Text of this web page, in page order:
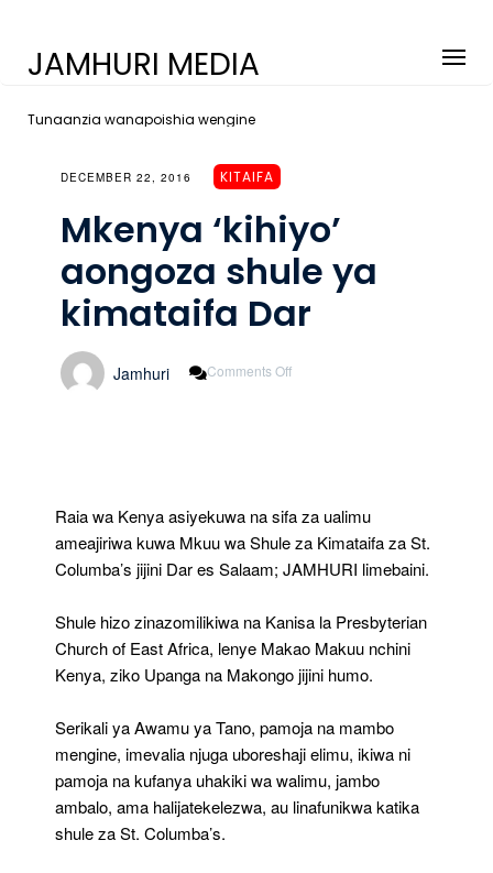
JAMHURI MEDIA
Tunaanzia wanapoishia wengine
DECEMBER 22, 2016 KITAIFA
Mkenya ‘kihiyo’
aongoza shule ya
kimataifa Dar
Jamhuri Comments Off
Raia wa Kenya asiyekuwa na sifa za ualimu
ameajiriwa kuwa Mkuu wa Shule za Kimataifa za St.
Columba’s jijini Dar es Salaam; JAMHURI limebaini.
Shule hizo zinazomilikiwa na Kanisa la Presbyterian
Church of East Africa, lenye Makao Makuu nchini
Kenya, ziko Upanga na Makongo jijini humo.
Serikali ya Awamu ya Tano, pamoja na mambo
mengine, imevalia njuga uboreshaji elimu, ikiwa ni
pamoja na kufanya uhakiki wa walimu, jambo
ambalo, ama halijatekelezwa, au linafunikwa katika
shule za St. Columba’s.